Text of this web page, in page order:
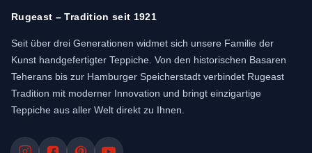
Rugeast – Tradition seit 1921
Seit über drei Generationen widmet sich unsere Familie der
Kunst handgefertigter Teppiche. Von den historischen Basaren
Teherans bis zur Hamburger Speicherstadt verbindet Rugeast
Tradition mit moderner Innovation und bringt einzigartige
Teppiche aus aller Welt direkt zu Ihnen.